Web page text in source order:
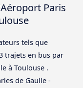
Paris
tels que
trajets en bus par
à Toulouse .
de Gaulle -